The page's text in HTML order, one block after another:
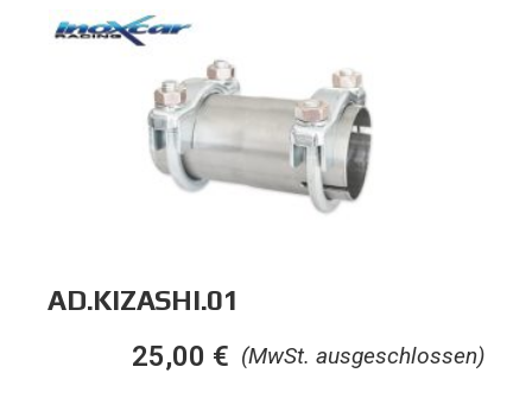
AD.KIZASHI.01
(MwSt. ausgeschlossen)
25,00 €